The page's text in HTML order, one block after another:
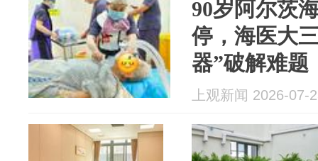
90岁阿尔茨
停，海医大
器”破解难题
上观新闻 2026-07-